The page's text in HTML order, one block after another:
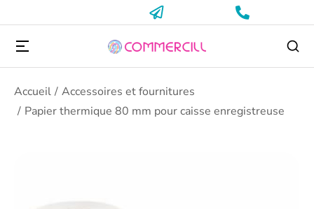
Vous êtes ici :
Accueil
Accessoires et fournitures
Papier thermique 80 mm pour caisse enregistreuse